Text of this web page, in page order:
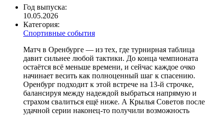
Год выпуска:
10.05.2026
Категория:
Спортивные события
Матч в Оренбурге — из тех, где турнирная таблица
давит сильнее любой тактики. До конца чемпионата
остаётся всё меньше времени, и сейчас каждое очко
начинает весить как полноценный шаг к спасению.
Оренбург подходит к этой встрече на 13-й строчке,
балансируя между надеждой выбраться напрямую и
страхом свалиться ещё ниже. А Крылья Советов после
удачной серии наконец-то получили возможность